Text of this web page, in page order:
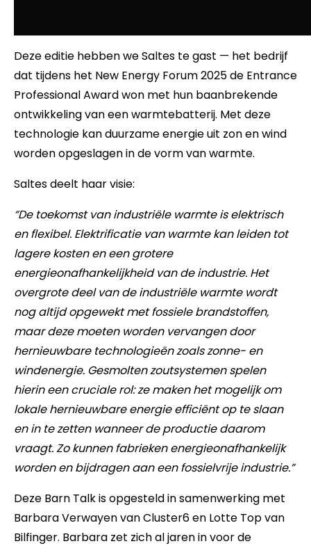
Deze editie hebben we Saltes te gast — het bedrijf
dat tijdens het New Energy Forum 2025 de Entrance
Professional Award won met hun baanbrekende
ontwikkeling van een warmtebatterij. Met deze
technologie kan duurzame energie uit zon en wind
worden opgeslagen in de vorm van warmte.
Saltes deelt haar visie:
“De toekomst van industriële warmte is elektrisch
en flexibel. Elektrificatie van warmte kan leiden tot
lagere kosten en een grotere
energieonafhankelijkheid van de industrie. Het
overgrote deel van de industriële warmte wordt
nog altijd opgewekt met fossiele brandstoffen,
maar deze moeten worden vervangen door
hernieuwbare technologieën zoals zonne- en
windenergie. Gesmolten zoutsystemen spelen
hierin een cruciale rol: ze maken het mogelijk om
lokale hernieuwbare energie efficiënt op te slaan
en in te zetten wanneer de productie daarom
vraagt. Zo kunnen fabrieken energieonafhankelijk
worden en bijdragen aan een fossielvrije industrie.”
Deze Barn Talk is opgesteld in samenwerking met
Barbara Verwayen van Cluster6 en Lotte Top van
Bilfinger. Barbara zet zich al jaren in voor de